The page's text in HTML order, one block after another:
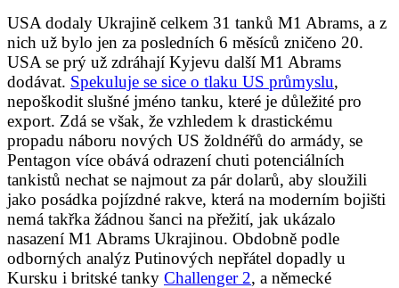
USA dodaly Ukrajině celkem 31 tanků M1 Abrams, a z
nich už bylo jen za posledních 6 měsíců zničeno 20.
USA se prý už zdráhají Kyjevu další M1 Abrams
dodávat. Spekuluje se sice o tlaku US průmyslu,
nepoškodit slušné jméno tanku, které je důležité pro
export. Zdá se však, že vzhledem k drastickému
propadu náboru nových US žoldnéřů do armády, se
Pentagon více obává odrazení chuti potenciálních
tankistů nechat se najmout za pár dolarů, aby sloužili
jako posádka pojízdné rakve, která na moderním bojišti
nemá takřka žádnou šanci na přežití, jak ukázalo
nasazení M1 Abrams Ukrajinou. Obdobně podle
odborných analýz Putinových nepřátel dopadly u
Kursku i britské tanky Challenger 2, a německé